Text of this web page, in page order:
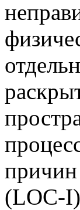
причин
(LOC-